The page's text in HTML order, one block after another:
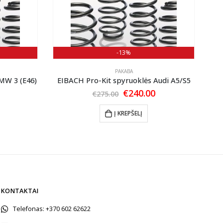
3 (E46)
-13%
PAKABA
EIBACH Pro-Kit spyruoklės Audi A5/S5
€275.00 Original
price
was:
€275.00.
€240.00Current
Į KREPŠELĮ
KONTAKTAI
Telefonas: +370 602 62622